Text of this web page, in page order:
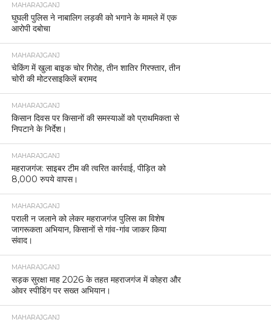
MAHARAJGANJ
घुघली पुलिस ने नाबालिग लड़की को भगाने के मामले में एक
आरोपी दबोचा
MAHARAJGANJ
चेकिंग में खुला बाइक चोर गिरोह, तीन शातिर गिरफ्तार, तीन
चोरी की मोटरसाइकिलें बरामद
MAHARAJGANJ
किसान दिवस पर किसानों की समस्याओं को प्राथमिकता से
निपटाने के निर्देश।
MAHARAJGANJ
महराजगंज: साइबर टीम की त्वरित कार्रवाई, पीड़ित को
8,000 रुपये वापस।
MAHARAJGANJ
पराली न जलाने को लेकर महराजगंज पुलिस का विशेष
जागरूकता अभियान, किसानों से गांव-गांव जाकर किया
संवाद।
MAHARAJGANJ
सड़क सुरक्षा माह 2026 के तहत महराजगंज में कोहरा और
ओवर स्पीडिंग पर सख्त अभियान।
MAHARAJGANJ